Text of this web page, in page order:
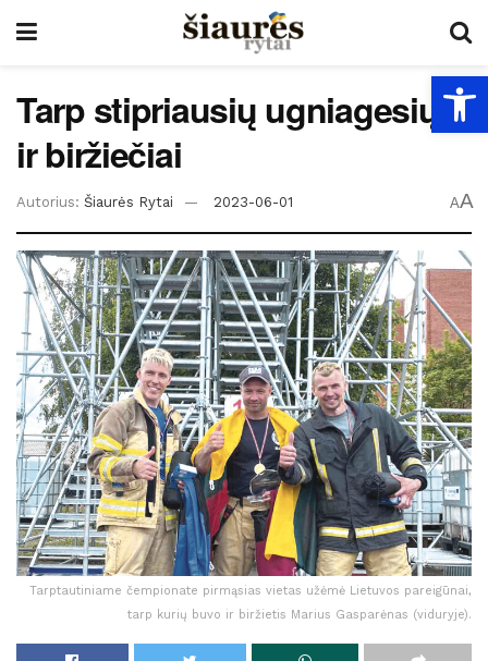
Tarp stipriausių ugniagesių –
ir biržiečiai
Autorius: Šiaurės Rytai 2023-06-01 AA
Tarptautiniame čempionate pirmąsias vietas užėmė Lietuvos pareigūnai,
tarp kurių buvo ir biržietis Marius Gasparėnas (viduryje).